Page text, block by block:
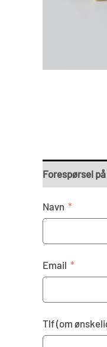
Forespørsel
Navn
Email
Tlf (om